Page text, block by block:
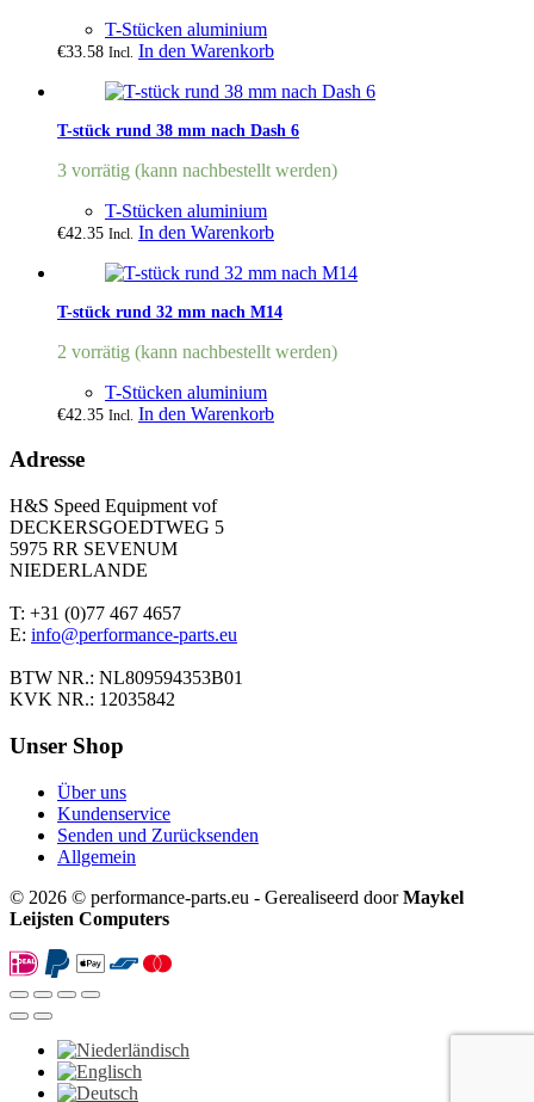
T-Stücken aluminium
€33.58 Incl. In den Warenkorb
T-stück rund 38 mm nach Dash 6
3 vorrätig (kann nachbestellt werden)
T-Stücken aluminium
€42.35 Incl. In den Warenkorb
T-stück rund 32 mm nach M14
2 vorrätig (kann nachbestellt werden)
T-Stücken aluminium
€42.35 Incl. In den Warenkorb
Adresse
H&S Speed Equipment vof
DECKERSGOEDTWEG 5
5975 RR SEVENUM
NIEDERLANDE
T: +31 (0)77 467 4657
E: info@performance-parts.eu
BTW NR.: NL809594353B01
KVK NR.: 12035842
Unser Shop
Über uns
Kundenservice
Senden und Zurücksenden
Allgemein
© 2026 © performance-parts.eu - Gerealiseerd doorMaykel
Leijsten Computers